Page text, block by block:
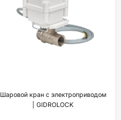
Шаровой кран с электроприводом
| GIDROLOCK